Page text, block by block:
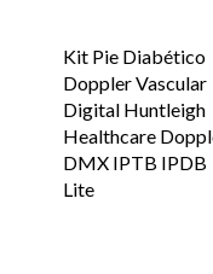
Kit Pie Diabético
Doppler Vascular
Digital Huntleigh
Healthcare
DMX IPTB IPDB
Lite